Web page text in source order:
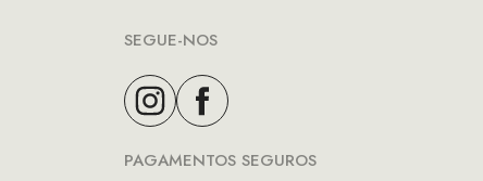
SEGUE-NOS
PAGAMENTOS SEGUROS